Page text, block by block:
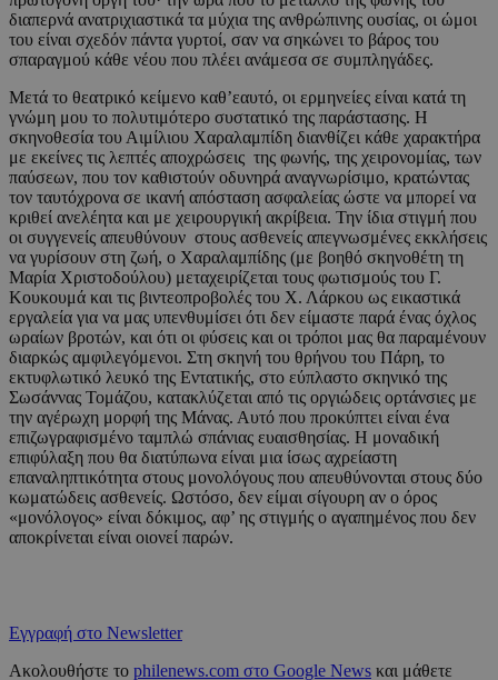
διαπερνά ανατριχιαστικά τα μύχια της ανθρώπινης ουσίας, οι ώμοι
του είναι σχεδόν πάντα γυρτοί, σαν να σηκώνει το βάρος του
σπαραγμού κάθε νέου που πλέει ανάμεσα σε συμπληγάδες.
Μετά το θεατρικό κείμενο καθ’εαυτό, οι ερμηνείες είναι κατά τη
γνώμη μου το πολυτιμότερο συστατικό της παράστασης. Η
σκηνοθεσία του Αιμίλιου Χαραλαμπίδη διανθίζει κάθε χαρακτήρα
με εκείνες τις λεπτές αποχρώσεις της φωνής, της χειρονομίας, των
παύσεων, που τον καθιστούν οδυνηρά αναγνωρίσιμο, κρατώντας
τον ταυτόχρονα σε ικανή απόσταση ασφαλείας ώστε να μπορεί να
κριθεί ανελέητα και με χειρουργική ακρίβεια. Την ίδια στιγμή που
οι συγγενείς απευθύνουν στους ασθενείς απεγνωσμένες εκκλήσεις
να γυρίσουν στη ζωή, ο Χαραλαμπίδης (με βοηθό σκηνοθέτη τη
Μαρία Χριστοδούλου) μεταχειρίζεται τους φωτισμούς του Γ.
Κουκουμά και τις βιντεοπροβολές του Χ. Λάρκου ως εικαστικά
εργαλεία για να μας υπενθυμίσει ότι δεν είμαστε παρά ένας όχλος
ωραίων βροτών, και ότι οι φύσεις και οι τρόποι μας θα παραμένουν
διαρκώς αμφιλεγόμενοι. Στη σκηνή του θρήνου του Πάρη, το
εκτυφλωτικό λευκό της Εντατικής, στο εύπλαστο σκηνικό της
Σωσάννας Τομάζου, κατακλύζεται από τις οργιώδεις ορτάνσιες με
την αγέρωχη μορφή της Μάνας. Αυτό που προκύπτει είναι ένα
επιζωγραφισμένο ταμπλώ σπάνιας ευαισθησίας. Η μοναδική
επιφύλαξη που θα διατύπωνα είναι μια ίσως αχρείαστη
επαναληπτικότητα στους μονολόγους που απευθύνονται στους δύο
κωματώδεις ασθενείς. Ωστόσο, δεν είμαι σίγουρη αν ο όρος
«μονόλογος» είναι δόκιμος, αφ’ ης στιγμής ο αγαπημένος που δεν
αποκρίνεται είναι οιονεί παρών.
Εγγραφή στο Newsletter
Ακολουθήστε το philenews.com στο Google News και μάθετε